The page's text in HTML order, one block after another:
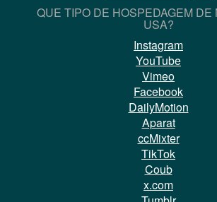
QUE TIPO DE HOSPEDAGEM DE
USA?
Instagram
YouTube
Vimeo
Facebook
DailyMotion
Aparat
ccMixter
TikTok
Coub
x.com